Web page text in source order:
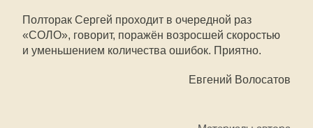
Полторак Сергей проходит в очередной раз
«СОЛО», говорит, поражён возросшей скоростью
и уменьшением количества ошибок. Приятно.
Евгений Волосатов